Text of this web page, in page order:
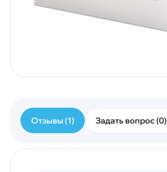
Отзывы (1) Задать вопрос (0)